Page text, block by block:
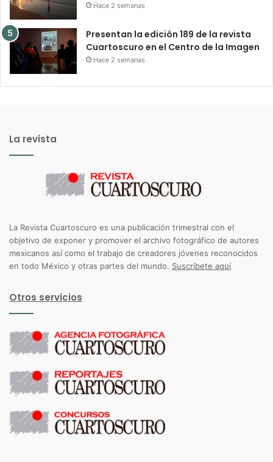
Hace 2 semanas
Presentan la edición 189 de la revista
Cuartoscuro en el Centro de la Imagen
Hace 2 semanas
La revista
La Revista Cuartoscuro es una publicación trimestral con el
objetivo de exponer y promover el archivo fotográfico de autores
mexicanos así como el trabajo de creadores jóvenes reconocidos
en todo México y otras partes del mundo. Suscríbete aquí
Otros servicios